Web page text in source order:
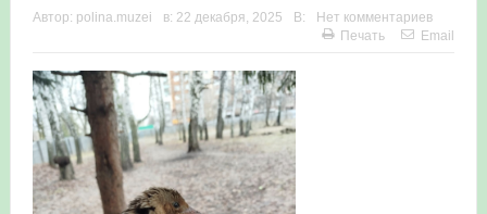
в Республике Башкортостан в 2026 году
Автор: polina.muzei в: 22 декабря, 2025 В:
Нет комментариев
Печать
Email